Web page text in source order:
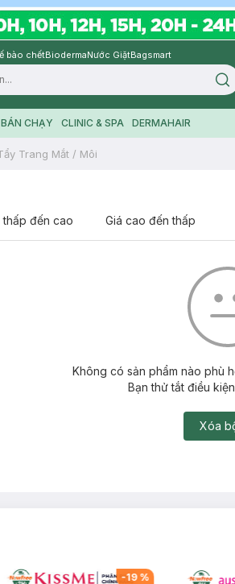
bào chếtBiodermaNước GiặtBagsmart
BÁN CHẠY CLINIC & SPA DERMAHAIR
Trang Mắt / Môi
thấp đến cao Giá cao đến thấp
Không có sản phẩm nào phù
Bạn thử tắt điều
Xóa
-19%